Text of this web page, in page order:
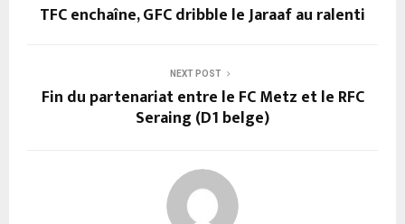
TFC enchaîne, GFC dribble le Jaraaf au ralenti
NEXT POST
Fin du partenariat entre le FC Metz et le RFC
Seraing (D1 belge)